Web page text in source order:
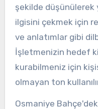
şekilde düşünülerek
ilgisini çekmek için
ve anlatımlar gibi
İşletmenizin hedef
kurabilmeniz için
olmayan ton
Osmaniye